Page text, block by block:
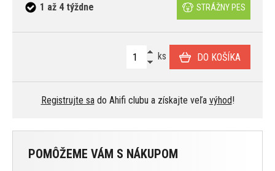
1 až 4 týždne STRÁŽNY PES
ks DO KOŠÍKA
Registrujte sado Ahifi clubu a získajte veľa výhod!
POMÔŽEME VÁM S NÁKUPOM